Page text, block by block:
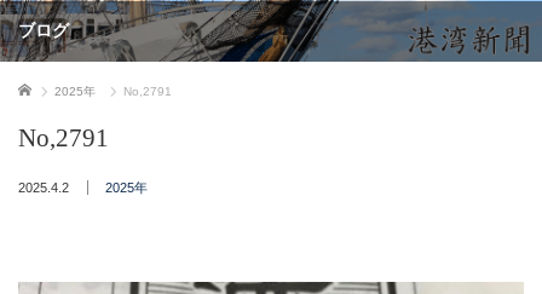
ブログ
ホーム 2025年 No,2791
No,2791
2025.4.2 2025年